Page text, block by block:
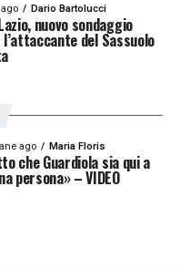
TOP NEWS
Dario Bartolucci
nuovo sondaggio
del Sassuolo
ago Maria Floris
che Guardiola sia qui a
persona» – VIDEO